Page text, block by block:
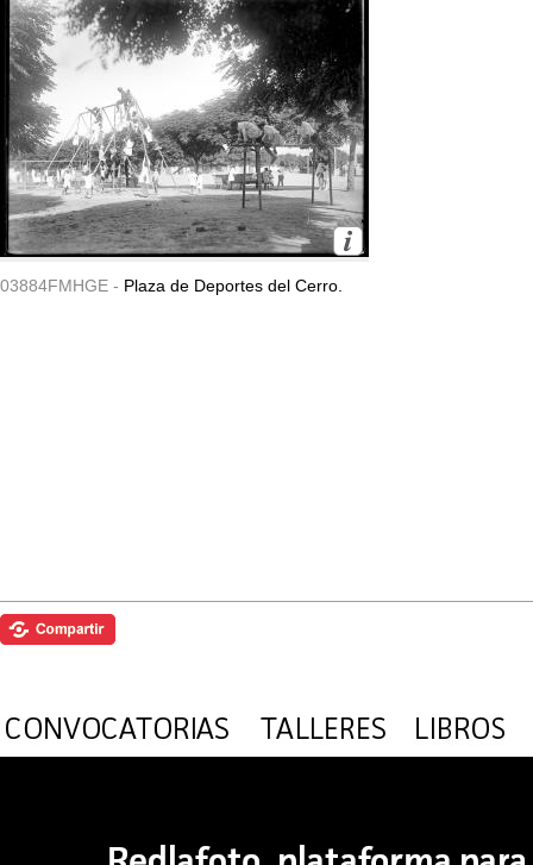
03884FMHGE - Plaza de Deportes del Cerro.